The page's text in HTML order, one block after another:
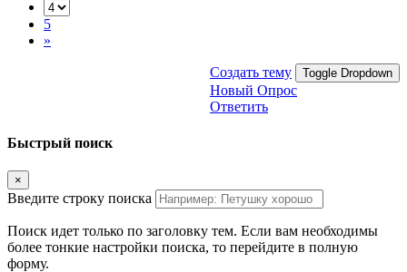
5
»
Создать тему Toggle Dropdown
Новый Опрос
Ответить
Быстрый поиск
×
Введите строку поиска
Поиск идет только по заголовку тем. Если вам необходимы
более тонкие настройки поиска, то перейдите в полную
форму.